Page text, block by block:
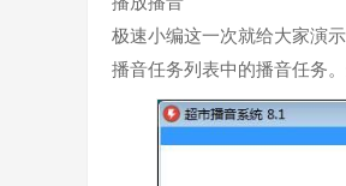
极速小编这一次就给大家演
播音任务列表中的播音任务